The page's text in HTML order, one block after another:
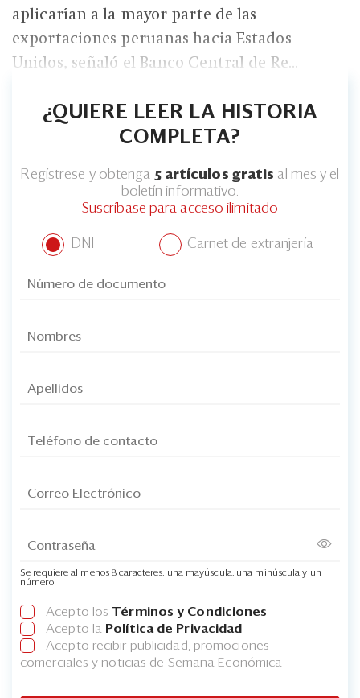
aplicarían a la mayor parte de las
exportaciones peruanas hacia Estados
Unidos, señaló el Banco Central de Re...
¿QUIERE LEER LA HISTORIA
COMPLETA?
Regístrese y obtenga 5 artículos gratis al mes y el
boletín informativo.
Suscríbase para acceso ilimitado
DNI Carnet de extranjería
Se requiere al menos 8 caracteres, una mayúscula, una minúscula y un
número
Acepto los Términos y Condiciones
Acepto la Política de Privacidad
Acepto recibir publicidad, promociones
comerciales y noticias de Semana Económica